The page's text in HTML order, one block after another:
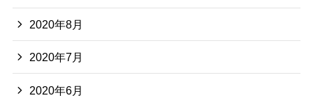
2020年8月
2020年7月
2020年6月